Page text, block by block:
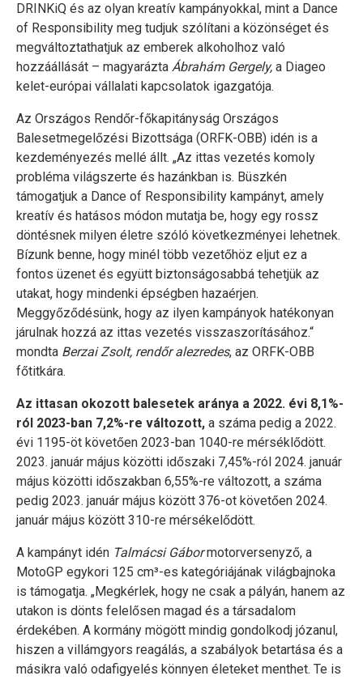
DRINKiQ és az olyan kreatív kampányokkal, mint a Dance
of Responsibility meg tudjuk szólítani a közönséget és
megváltoztathatjuk az emberek alkoholhoz való
hozzáállását – magyarázta Ábrahám Gergely, a Diageo
kelet-európai vállalati kapcsolatok igazgatója.
Az Országos Rendőr-főkapitányság Országos
Balesetmegelőzési Bizottsága (ORFK-OBB) idén is a
kezdeményezés mellé állt. „Az ittas vezetés komoly
probléma világszerte és hazánkban is. Büszkén
támogatjuk a Dance of Responsibility kampányt, amely
kreatív és hatásos módon mutatja be, hogy egy rossz
döntésnek milyen életre szóló következményei lehetnek.
Bízunk benne, hogy minél több vezetőhöz eljut ez a
fontos üzenet és együtt biztonságosabbá tehetjük az
utakat, hogy mindenki épségben hazaérjen.
Meggyőződésünk, hogy az ilyen kampányok hatékonyan
járulnak hozzá az ittas vezetés visszaszorításához.“
mondta Berzai Zsolt, rendőr alezredes, az ORFK-OBB
főtitkára.
Az ittasan okozott balesetek aránya a 2022. évi 8,1%-
ról 2023-ban 7,2%-re változott, a száma pedig a 2022.
évi 1195-öt követően 2023-ban 1040-re mérséklődött.
2023. január május közötti időszaki 7,45%-ról 2024. január
május közötti időszakban 6,55%-re változott, a száma
pedig 2023. január május között 376-ot követően 2024.
január május között 310-re mérsékelődött.
A kampányt idén Talmácsi Gábormotorversenyző, a
MotoGP egykori 125 cm³-es kategóriájának világbajnoka
is támogatja. „Megkérlek, hogy ne csak a pályán, hanem az
utakon is dönts felelősen magad és a társadalom
érdekében. A kormány mögött mindig gondolkodj józanul,
hiszen a villámgyors reagálás, a szabályok betartása és a
másikra való odafigyelés könnyen életeket menthet. Te is